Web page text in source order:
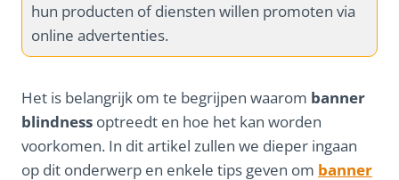
hun producten of diensten willen promoten via
online advertenties.
Het is belangrijk om te begrijpen waarom banner
blindness optreedt en hoe het kan worden
voorkomen. In dit artikel zullen we dieper ingaan
op dit onderwerp en enkele tips geven om banner